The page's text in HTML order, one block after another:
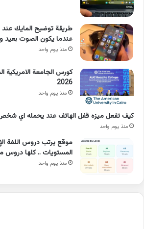
طريقة توضيح المايك
عندما يكون الصوت بعيد
منذ يوم واحد
كورس الجامعة الامريكية
2026
منذ يوم واحد
كيف تفعل ميزه قفل الهاتف عند يحمله اي
منذ يوم واحد
موقع يرتب دروس اللغة
المستويات .. كلها دروس
منذ يوم واحد